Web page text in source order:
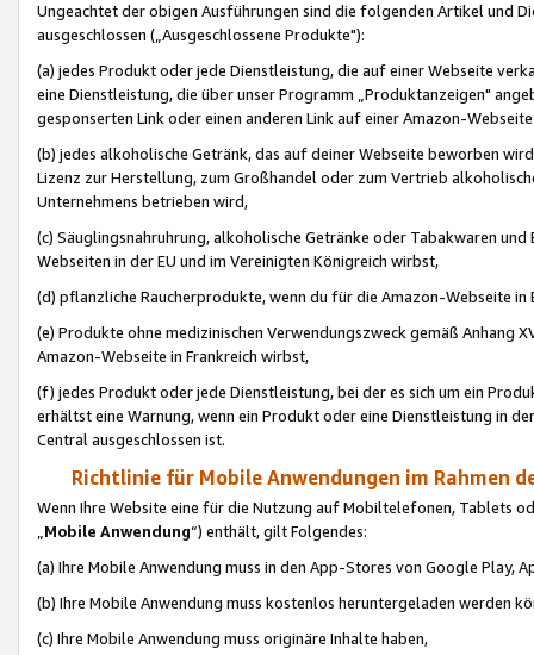
Ungeachtet der obigen Ausführungen sind die folgenden Artikel und
ausgeschlossen („Ausgeschlossene Produkte"):
(a) jedes Produkt oder jede Dienstleistung, die auf einer Webseite
eine Dienstleistung, die über unser Programm „Produktanzeigen"
gesponserten Link oder einen anderen Link auf einer Amazon-
(b) jedes alkoholische Getränk, das auf deiner Webseite beworben
Lizenz zur Herstellung, zum Großhandel oder zum Vertrieb
Unternehmens betrieben wird,
(c) Säuglingsnahruhrung, alkoholische Getränke oder Tabakwaren
Webseiten in der EU und im Vereinigten Königreich wirbst,
(d) pflanzliche Raucherprodukte, wenn du für die Amazon-Webseite in
(e) Produkte ohne medizinischen Verwendungszweck gemäß Anhang
Amazon-Webseite in Frankreich wirbst,
(f) jedes Produkt oder jede Dienstleistung, bei der es sich um ein
erhältst eine Warnung, wenn ein Produkt oder eine Dienstleistung in
Central ausgeschlossen ist.
Richtlinie für Mobile Anwendungen im Rahmen
Wenn Ihre Website eine für die Nutzung auf Mobiltelefonen, Tablets
„Mobile Anwendung“) enthält, gilt Folgendes:
(a) Ihre Mobile Anwendung muss in den App-Stores von Google Play,
(b) Ihre Mobile Anwendung muss kostenlos heruntergeladen werden
(c) Ihre Mobile Anwendung muss originäre Inhalte haben,